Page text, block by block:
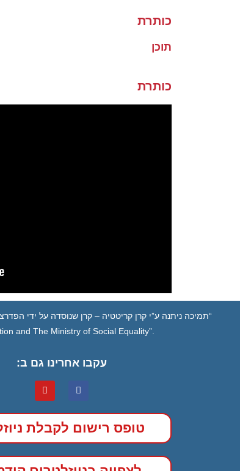
כותרת
תוכן
כותרת
“תמיכה ניתנה ע”י קרן קריטטיה – קרן שנוסדה על ידי
and The Ministry of Social Equality”.
עקבו אחרינו גם ב:
טופס רישום לקבלת